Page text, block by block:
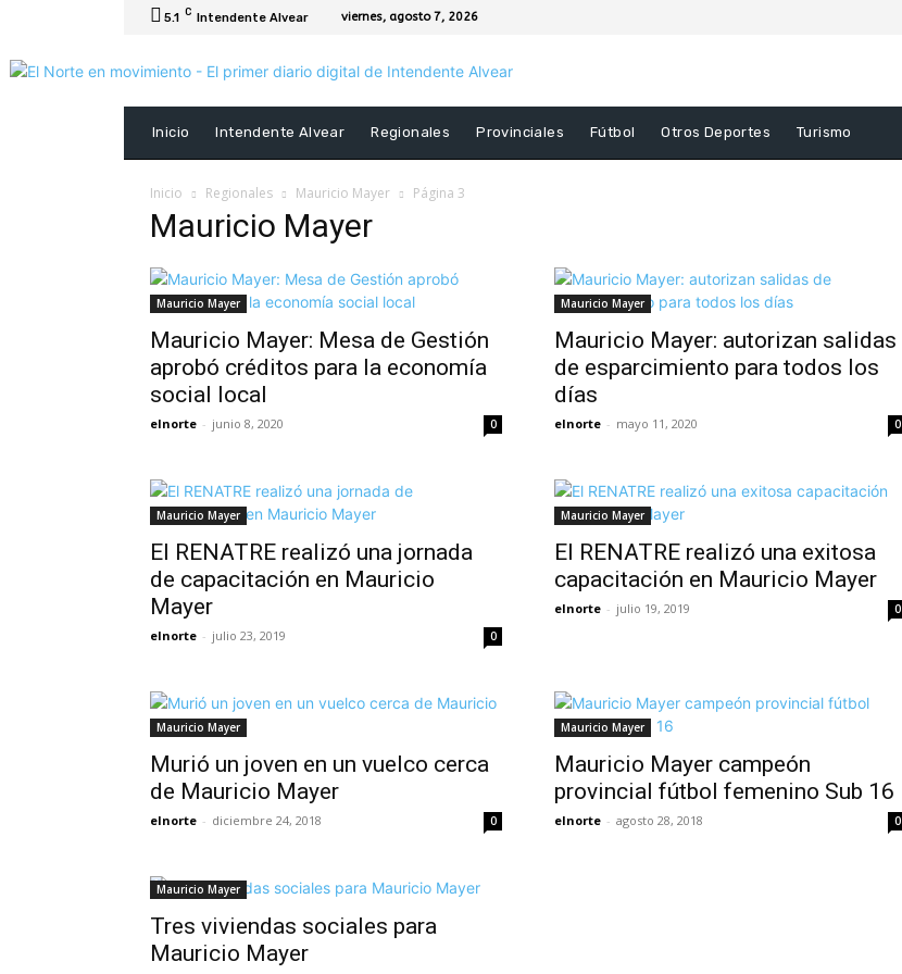
5.1 C Intendente Alvear viernes, agosto 7, 2026
Inicio Intendente Alvear Regionales Provinciales Fútbol Otros Deportes Turismo
Inicio Regionales Mauricio Mayer Página 3
Mauricio Mayer
Mauricio Mayer
Mauricio Mayer: Mesa de Gestión
aprobó créditos para la economía
social local
elnorte - junio 8, 2020 0
Mauricio Mayer
Mauricio Mayer: autorizan salidas
de esparcimiento para todos los
días
elnorte - mayo 11, 2020 0
Mauricio Mayer
El RENATRE realizó una jornada
de capacitación en Mauricio
Mayer
elnorte - julio 23, 2019 0
Mauricio Mayer
El RENATRE realizó una exitosa
capacitación en Mauricio Mayer
elnorte - julio 19, 2019 0
Mauricio Mayer
Murió un joven en un vuelco cerca
de Mauricio Mayer
elnorte - diciembre 24, 2018 0
Mauricio Mayer
Mauricio Mayer campeón
provincial fútbol femenino Sub 16
elnorte - agosto 28, 2018 0
Mauricio Mayer
Tres viviendas sociales para
Mauricio Mayer